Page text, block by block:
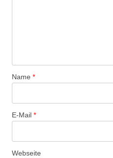
Name *
E-Mail *
Webseite